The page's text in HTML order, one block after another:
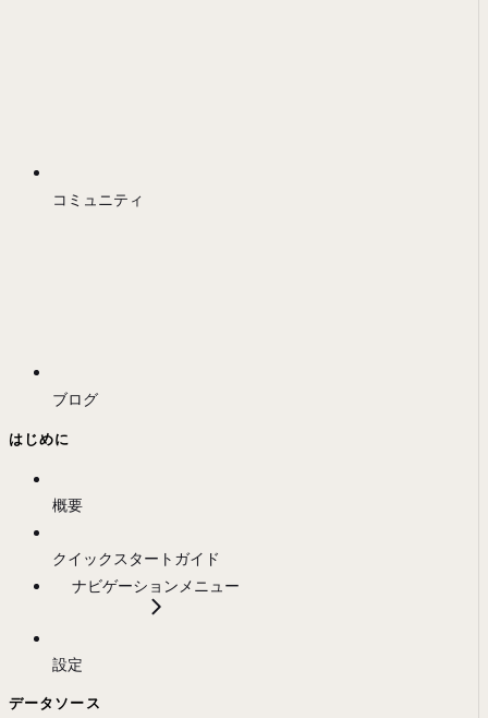
コミュニティ
ブログ
はじめに
概要
クイックスタートガイド
ナビゲーションメニュー
設定
データソース